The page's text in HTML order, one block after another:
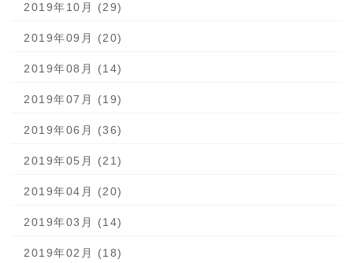
2019年10月 (29)
2019年09月 (20)
2019年08月 (14)
2019年07月 (19)
2019年06月 (36)
2019年05月 (21)
2019年04月 (20)
2019年03月 (14)
2019年02月 (18)